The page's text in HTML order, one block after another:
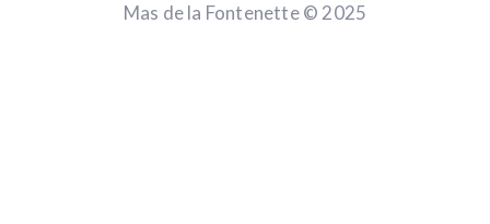
Mas de la Fontenette © 2025